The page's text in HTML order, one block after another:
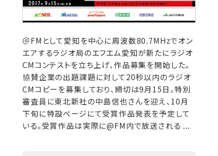
＠FMとして愛知を中心に周波数80.7MHzでオン
エアするラジオ局のエフエム愛知が新たにラジオ
CMコンテストを立ち上げ、作品募集を開始した。
協賛企業の出題課題に対して20秒以内のラジオ
CMコピーを募集しており、締切は9月15日。特別
審査員に東北新社の中島信也さんを迎え、10月
下旬に特設ページにて受賞作品発表を予定して
いる。受賞作品は実際に@FM内で放送される ...